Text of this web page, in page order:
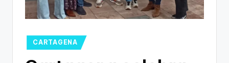
Publicado
en
CARTAGENA